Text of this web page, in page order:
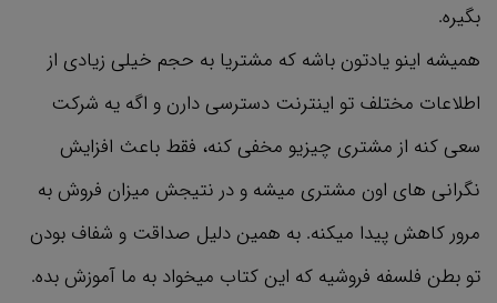
بگیره.
همیشه اینو یادتون باشه که مشتریا به حجم خیلی زیادی از
اطلاعات مختلف تو اینترنت دسترسی دارن و اگه یه شرکت
سعی کنه از مشتری چیزیو مخفی کنه، فقط باعث افزایش
نگرانی های اون مشتری میشه و در نتیجش میزان فروش به
مرور کاهش پیدا میکنه. به همین دلیل صداقت و شفاف بودن
تو بطن فلسفه فروشیه که این کتاب میخواد به ما آموزش بده.